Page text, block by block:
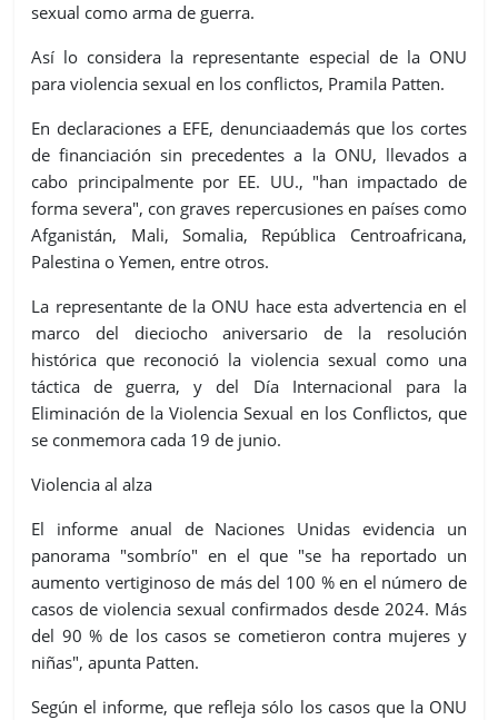
sexual como arma de guerra.
Así lo considera la representante especial de la ONU
para violencia sexual en los conflictos, Pramila Patten.
En declaraciones a EFE, denunciaademás que los cortes
de financiación sin precedentes a la ONU, llevados a
cabo principalmente por EE. UU., "han impactado de
forma severa", con graves repercusiones en países como
Afganistán, Mali, Somalia, República Centroafricana,
Palestina o Yemen, entre otros.
La representante de la ONU hace esta advertencia en el
marco del dieciocho aniversario de la resolución
histórica que reconoció la violencia sexual como una
táctica de guerra, y del Día Internacional para la
Eliminación de la Violencia Sexual en los Conflictos, que
se conmemora cada 19 de junio.
Violencia al alza
El informe anual de Naciones Unidas evidencia un
panorama "sombrío" en el que "se ha reportado un
aumento vertiginoso de más del 100 % en el número de
casos de violencia sexual confirmados desde 2024. Más
del 90 % de los casos se cometieron contra mujeres y
niñas", apunta Patten.
Según el informe, que refleja sólo los casos que la ONU